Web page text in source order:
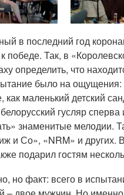
в последний год
к победе. Так, в
определить, что
было на ощущения:
как маленький детский
гусляр
знаменитые мелодии.
и Со», «NRM» и других.
подарил гостям
но факт: всего в